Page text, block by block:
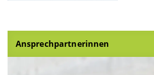
Ansprechpartnerinnen